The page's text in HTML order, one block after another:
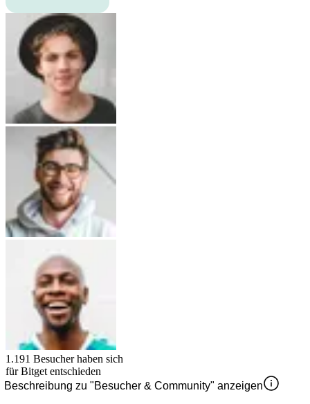
1.191 Besucher haben sich
fürBitget entschieden
Beschreibung zu "Besucher & Community" anzeigen